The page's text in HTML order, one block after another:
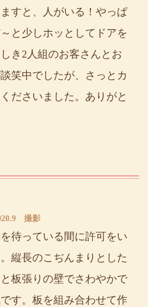
すと、人がいる！やっぱ
と少しホッとしてドアを
き2人組のお客さんとお
笑中でしたが、さっとカ
ださいました。ありがと
撮影
待っている間に許可をい
縦長のこぢんまりとした
板張りの壁でさわやかで
す。板を組み合わせて作